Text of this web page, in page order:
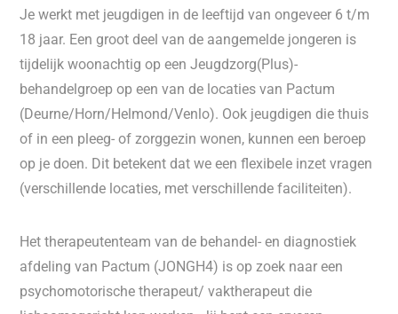
Je werkt met jeugdigen in de leeftijd van ongeveer 6 t/m
18 jaar. Een groot deel van de aangemelde jongeren is
tijdelijk woonachtig op een Jeugdzorg(Plus)-
behandelgroep op een van de locaties van Pactum
(Deurne/Horn/Helmond/Venlo). Ook jeugdigen die thuis
of in een pleeg- of zorggezin wonen, kunnen een beroep
op je doen. Dit betekent dat we een flexibele inzet vragen
(verschillende locaties, met verschillende faciliteiten).
Het therapeutenteam van de behandel- en diagnostiek
afdeling van Pactum (JONGH4) is op zoek naar een
psychomotorische therapeut/ vaktherapeut die